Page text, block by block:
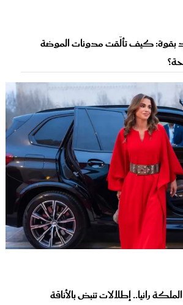
بقوة: كيف تألّقت مدونات الموضة
رانيا.. إطلالات تنبض بالأناقة